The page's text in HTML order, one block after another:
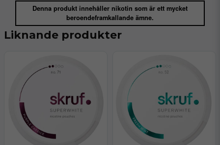
Denna produkt innehåller nikotin som är ett mycket
beroendeframkallande ämne.
Liknande produkter